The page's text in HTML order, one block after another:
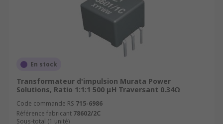
En stock
Transformateur d'impulsion Murata Power
Solutions, Ratio 1:1:1 500 μH Traversant 0.34Ω
Code commande RS 715-6986
Référence fabricant 78602/2C
Sous-total (1 unité)